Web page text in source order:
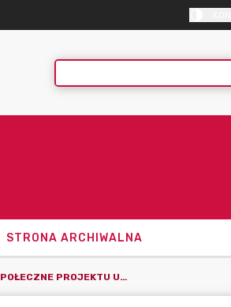
STRONA ARCHIWALNA
KONSULTACJE SPOŁECZNE PROJEKTU UCHWAŁY W SPRAWIE USTALENIA WYSOKOŚCI EKWIWALENTU PIENIĘŻNEGO DLA CZŁONKÓW OCHOTNICZYCH STRAŻY POŻARNYCH Z TERENU GMINY BOBROWNIKI BIORĄCYCH UDZIAŁ W DZIAŁANIU RATOWNICZYM, AKCJI RATOWNICZEJ, SZKOLENIU LUB ĆWICZENIU